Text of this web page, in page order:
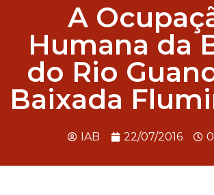
A
Humana da
do Rio
Baixada
IAB 22/07/2016